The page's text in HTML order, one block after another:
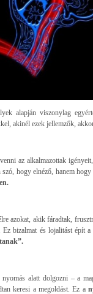
alapján viszonylag
akinél ezek jellemzők,
az alkalmazottak
hogy elnéző, hanem
azokat, akik fáradtak,
bizalmat és lojalitást épít
alatt dolgozni – a
keresi a megoldást. Ez a